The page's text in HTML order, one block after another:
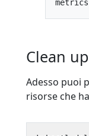
Clean up
Adesso puoi
risorse che